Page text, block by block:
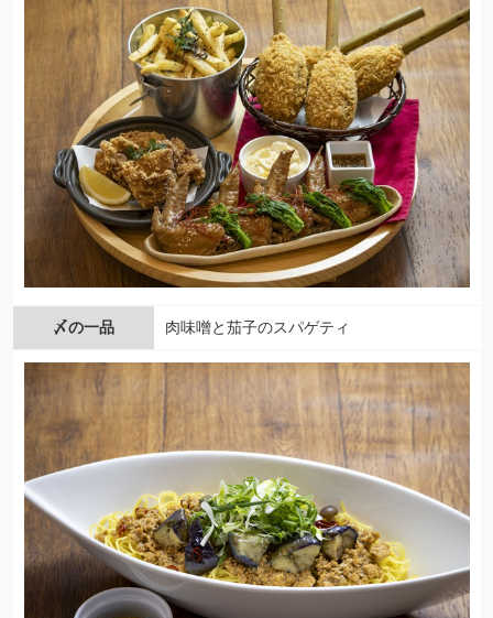
〆の一品 肉味噌と茄子のスパゲティ